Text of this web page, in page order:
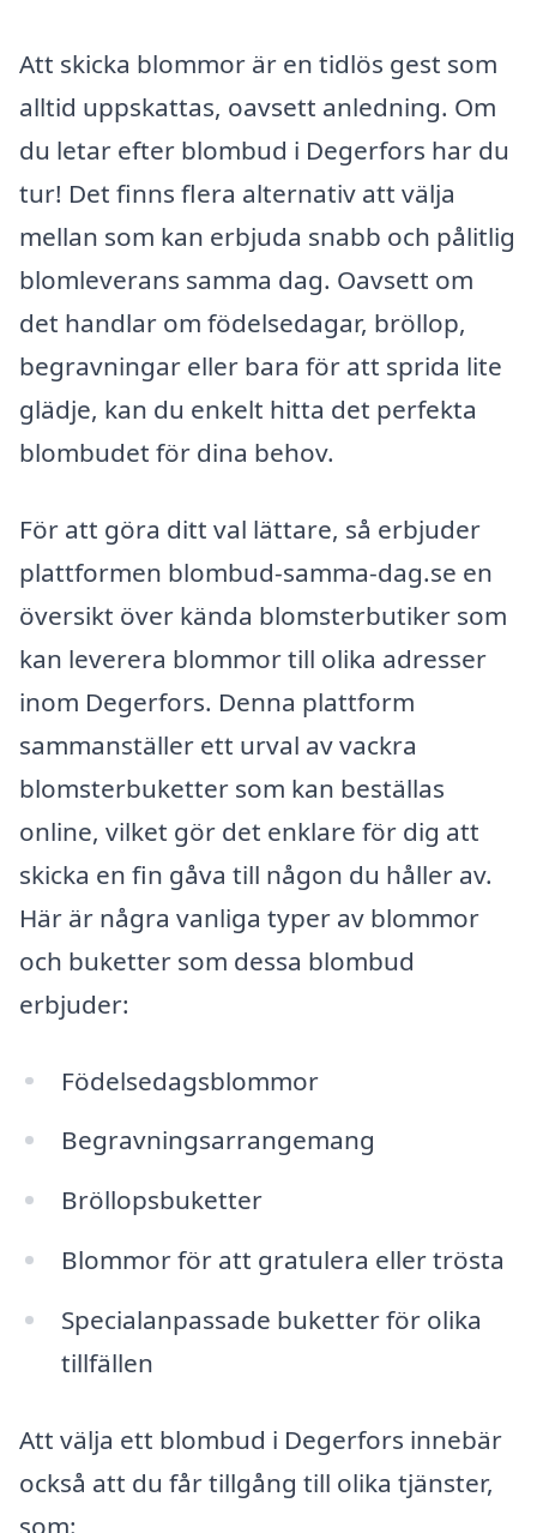
Att skicka blommor är en tidlös gest som
alltid uppskattas, oavsett anledning. Om
du letar efter blombud i Degerfors har du
tur! Det finns flera alternativ att välja
mellan som kan erbjuda snabb och pålitlig
blomleverans samma dag. Oavsett om
det handlar om födelsedagar, bröllop,
begravningar eller bara för att sprida lite
glädje, kan du enkelt hitta det perfekta
blombudet för dina behov.
För att göra ditt val lättare, så erbjuder
plattformen blombud-samma-dag.se en
översikt över kända blomsterbutiker som
kan leverera blommor till olika adresser
inom Degerfors. Denna plattform
sammanställer ett urval av vackra
blomsterbuketter som kan beställas
online, vilket gör det enklare för dig att
skicka en fin gåva till någon du håller av.
Här är några vanliga typer av blommor
och buketter som dessa blombud
erbjuder:
Födelsedagsblommor
Begravningsarrangemang
Bröllopsbuketter
Blommor för att gratulera eller trösta
Specialanpassade buketter för olika
tillfällen
Att välja ett blombud i Degerfors innebär
också att du får tillgång till olika tjänster,
som: